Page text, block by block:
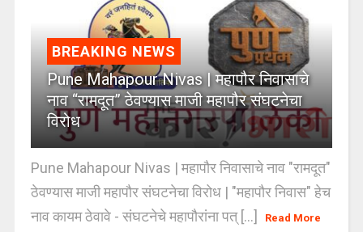
BREAKING NEWS
Pune Mahapour Nivas | महापौर निवासाचे
नाव “रामदूत” ठेवण्यास माजी महापौर संघटनेचा
विरोध
Pune Mahapour Nivas | महापौर निवासाचे नाव "रामदूत"
ठेवण्यास माजी महापौर संघटनेचा विरोध | "महापौर निवास" हेच
नाव कायम ठेवावे - संघटनेचे महापौरांना पत् [...]
Read More